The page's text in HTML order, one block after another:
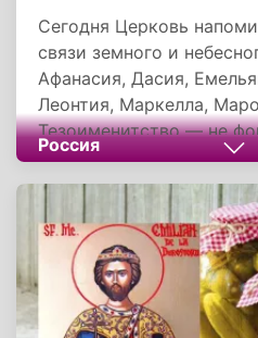
Сегодня Церковь
связи земного и
Афанасия, Дасия,
Леонтия, Маркелла,
Тезоименитство — не
причастие к подвигу
митрополит Филарет:
прививаемся к
написаны на небесах"* .
святцам, родители
заступнику, чья жизнь
в лабиринтах мира.
Россия